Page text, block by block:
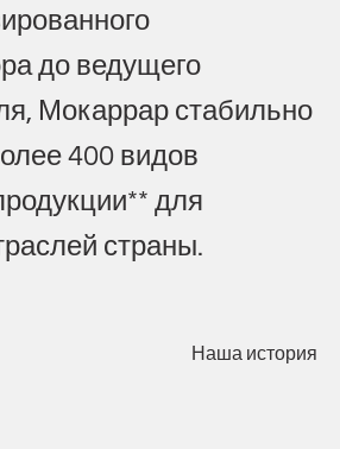
до ведущего
Мокаррар стабильно
400 видов
для
страны.
Наша история